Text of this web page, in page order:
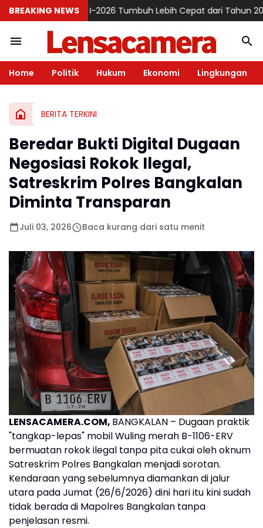
BREAKING NEWS
Semester I-2026 Tumbuh Lebih Cepat dari Tahun 2025q
Home Politik Hukum Ekonomi Lingkungan
BERITA TERKINI
Beredar Bukti Digital Dugaan
Negosiasi Rokok Ilegal,
Satreskrim Polres Bangkalan
Diminta Transparan
Juli 03, 2026 Baca kurang dari satu menit
LENSACAMERA.COM, BANGKALAN – Dugaan praktik
"tangkap-lepas" mobil Wuling merah B-1106-ERV
bermuatan rokok ilegal tanpa pita cukai oleh oknum
Satreskrim Polres Bangkalan menjadi sorotan.
Kendaraan yang sebelumnya diamankan di jalur
utara pada Jumat (26/6/2026) dini hari itu kini sudah
tidak berada di Mapolres Bangkalan tanpa
penjelasan resmi.